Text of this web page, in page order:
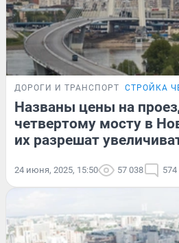
ДОРОГИ И ТРАНСПОРТ СТРОЙКА
Названы цены на
четвертому мосту в
их разрешат
24 июня, 2025, 15:50 57 038 574